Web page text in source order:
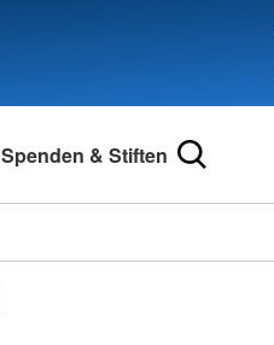
Spenden & Stiften